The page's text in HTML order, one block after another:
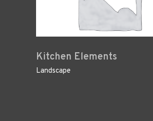
Kitchen Elements
Landscape